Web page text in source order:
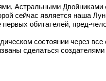
Астральными
сейчас является наша
обитателей, пред-
состоянии через
сделаться